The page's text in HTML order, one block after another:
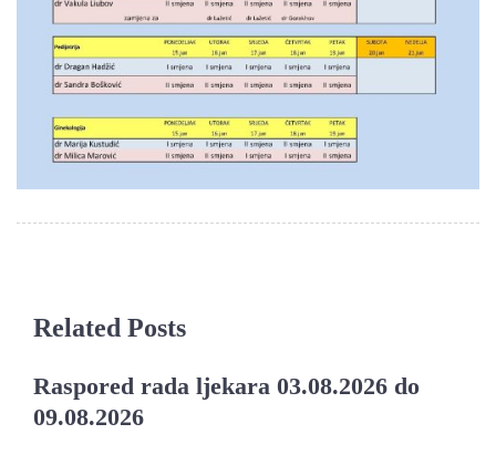
Related Posts
Raspored rada ljekara 03.08.2026 do
09.08.2026